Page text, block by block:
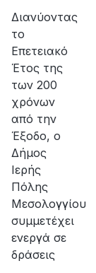
της
Διανύοντας
το
Επετειακό
Έτος της
των 200
χρόνων
από την
Έξοδο, ο
Δήμος
Ιερής
Πόλης
Μεσολογγίου
συμμετέχει
ενεργά σε
δράσεις